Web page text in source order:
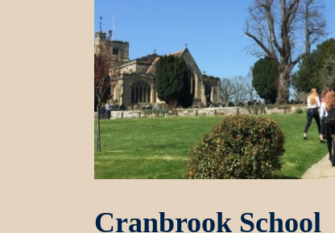
Cranbrook School